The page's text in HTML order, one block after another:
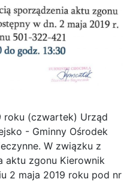
roku (czwartek) Urząd
- Gminny Ośrodek
W związku z
aktu zgonu Kierownik
2 maja 2019 roku pod nr